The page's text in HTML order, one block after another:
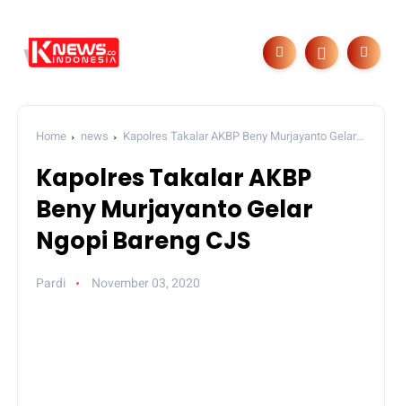
Home news
Kapolres Takalar AKBP Beny Murjayanto Gelar
Kapolres Takalar AKBP
Beny Murjayanto Gelar
Ngopi Bareng CJS
Pardi November 03, 2020